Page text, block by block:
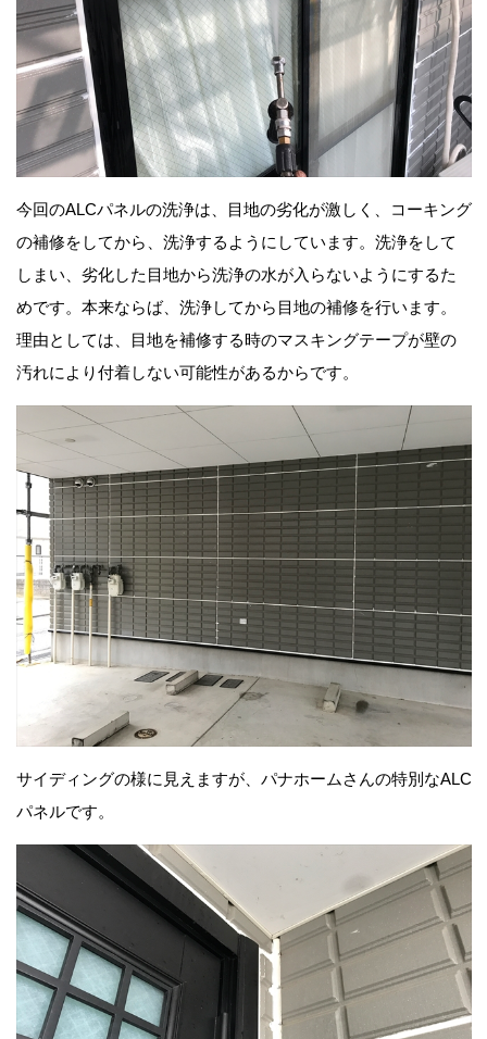
今回のALCパネルの洗浄は、目地の劣化が激しく、コーキング
の補修をしてから、洗浄するようにしています。洗浄をして
しまい、劣化した目地から洗浄の水が入らないようにするた
めです。本来ならば、洗浄してから目地の補修を行います。
理由としては、目地を補修する時のマスキングテープが壁の
汚れにより付着しない可能性があるからです。
サイディングの様に見えますが、パナホームさんの特別なALC
パネルです。